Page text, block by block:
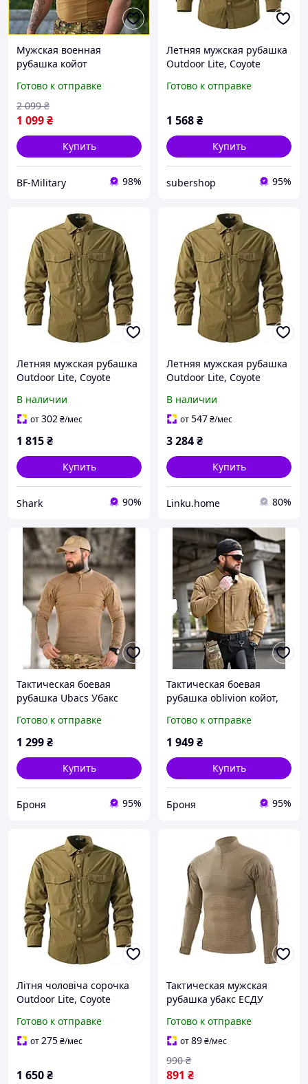
Мужская военная
рубашка койот
рубашка койот для
военнослужащих Tactical
Frog T-Shirt BAGS
Готово к отправке
1 099₴
2 099 ₴
Купить
BF-Military 98%
Летняя мужская рубашка
Outdoor Lite, Coyote
Готово к отправке
1 568₴
Купить
subershop 95%
Летняя мужская рубашка
Outdoor Lite, Coyote
В наличии
от302₴/мес
1 815₴
Купить
Shark 90%
Летняя мужская рубашка
Outdoor Lite, Coyote
В наличии
от547₴/мес
3 284₴
Купить
Linku.home 80%
Тактическая боевая
рубашка Ubacs Убакс
полевая рубашка
койот,Армейский Убакс
Готово к отправке
1 299₴
Купить
Броня 95%
Тактическая боевая
рубашка oblivion койот,
рубашка койот,Армейская
эластичная рубашка
Готово к отправке
1 949₴
Купить
Броня 95%
Літня чоловіча сорочка
Outdoor Lite, Coyote
Готово к отправке
от275₴/мес
1 650₴
Тактическая мужская
рубашка убакс ЕСДУ
боевая рубашка , мужская
кофта убакс с длинным
рукавом весна-лето
Готово к отправке
от89₴/мес
891 ₴
990 ₴